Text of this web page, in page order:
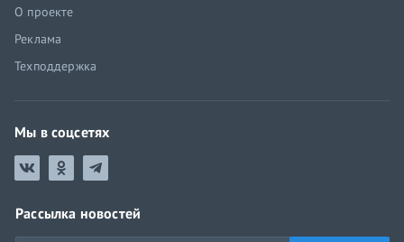
О проекте
Реклама
Техподдержка
Мы в соцсетях
Рассылка новостей